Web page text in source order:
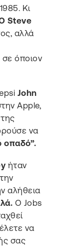
Κι
Steve
αλλά
σε όποιον
John
Apple,
να
οπαδό”.
ήταν
αλήθεια
Ο Jobs
να
σας